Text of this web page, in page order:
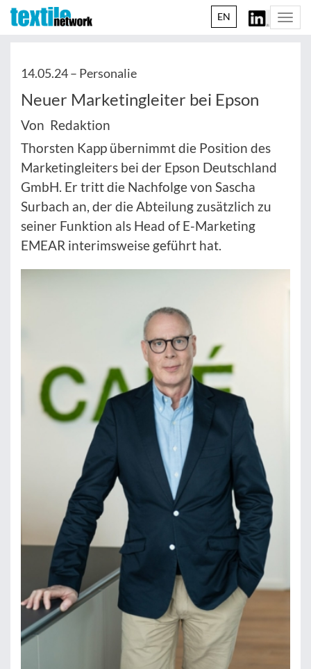
EN
14.05.24 – Personalie
Neuer Marketingleiter bei Epson
Von Redaktion
Thorsten Kapp übernimmt die Position des
Marketingleiters bei der Epson Deutschland
GmbH. Er tritt die Nachfolge von Sascha
Surbach an, der die Abteilung zusätzlich zu
seiner Funktion als Head of E-Marketing
EMEAR interimsweise geführt hat.